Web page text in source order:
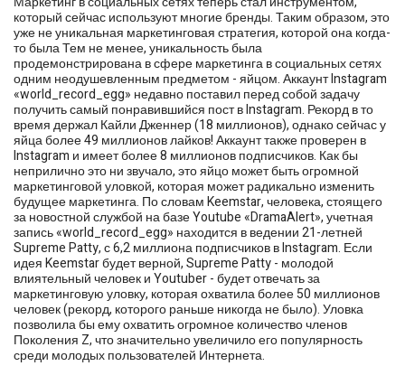
который сейчас используют многие бренды. Таким образом, это
уже не уникальная маркетинговая стратегия, которой она когда-
то была Тем не менее, уникальность была
продемонстрирована в сфере маркетинга в социальных сетях
одним неодушевленным предметом - яйцом. Аккаунт Instagram
«world_record_egg» недавно поставил перед собой задачу
получить самый понравившийся пост в Instagram. Рекорд в то
время держал Кайли Дженнер (18 миллионов), однако сейчас у
яйца более 49 миллионов лайков! Аккаунт также проверен в
Instagram и имеет более 8 миллионов подписчиков. Как бы
неприлично это ни звучало, это яйцо может быть огромной
маркетинговой уловкой, которая может радикально изменить
будущее маркетинга. По словам Keemstar, человека, стоящего
за новостной службой на базе Youtube «DramaAlert», учетная
запись «world_record_egg» находится в ведении 21-летней
Supreme Patty, с 6,2 миллиона подписчиков в Instagram. Если
идея Keemstar будет верной, Supreme Patty - молодой
влиятельный человек и Youtuber - будет отвечать за
маркетинговую уловку, которая охватила более 50 миллионов
человек (рекорд, которого раньше никогда не было). Уловка
позволила бы ему охватить огромное количество членов
Поколения Z, что значительно увеличило его популярность
среди молодых пользователей Интернета.